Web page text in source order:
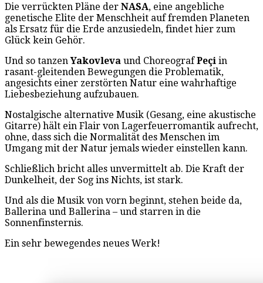
Die verrückten Pläne der NASA, eine angebliche
genetische Elite der Menschheit auf fremden Planeten
als Ersatz für die Erde anzusiedeln, findet hier zum
Glück kein Gehör.
Und so tanzenYakovleva und ChoreografPeçi in
rasant-gleitenden Bewegungen die Problematik,
angesichts einer zerstörten Natur eine wahrhaftige
Liebesbeziehung aufzubauen.
Nostalgische alternative Musik (Gesang, eine akustische
Gitarre) hält ein Flair von Lagerfeuerromantik aufrecht,
ohne, dass sich die Normalität des Menschen im
Umgang mit der Natur jemals wieder einstellen kann.
Schließlich bricht alles unvermittelt ab. Die Kraft der
Dunkelheit, der Sog ins Nichts, ist stark.
Und als die Musik von vorn beginnt, stehen beide da,
Ballerina und Ballerina – und starren in die
Sonnenfinsternis.
Ein sehr bewegendes neues Werk!